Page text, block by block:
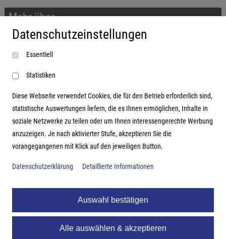
Mehr über...
Impressum
AGB
Datenschutzerklärung
Adresse
Hutter Trade GmbH + Co KG
Bgm.-Landmann-Platz 1-5
Datenschutzeinstellungen
Essentiell
Statistiken
Diese Webseite verwendet Cookies, die für den Betrieb erforderlich sind,
statistische Auswertungen liefern, die es Ihnen ermöglichen, Inhalte in
soziale Netzwerke zu teilen oder um Ihnen interessengerechte Werbung
anzuzeigen. Je nach aktivierter Stufe, akzeptieren Sie die
vorangegangenen mit Klick auf den jeweiligen Button.
Datenschutzerklärung Detaillierte Informationen
Auswahl bestätigen
Alle auswählen & akzeptieren